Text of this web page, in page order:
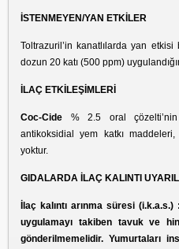
İSTENMEYEN/YAN ETKİLER
Toltrazuril’in kanatlılarda yan
dozun 20 katı (500 ppm)
İLAÇ ETKİLEŞİMLERİ
Coc-Cide % 2.5 oral
antikoksidial yem katkı
yoktur.
GIDALARDA İLAÇ KALINTI
İlaç kalıntı arınma süresi
uygulamayı takiben tavuk ve
gönderilmemelidir. Yumurtaları